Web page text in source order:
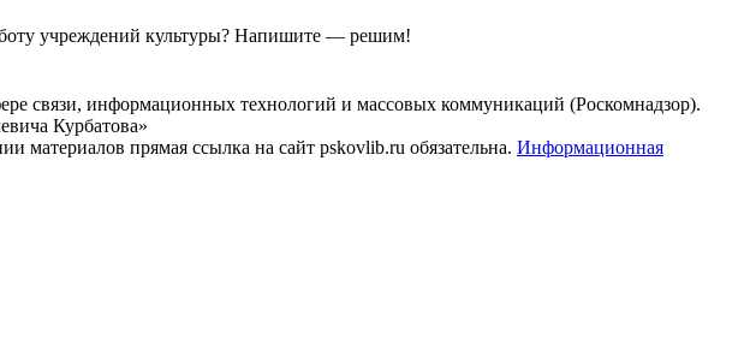
учреждений культуры? Напишите — решим!
связи, информационных технологий и массовых коммуникаций (Роскомнадзор).
Курбатова»
материалов прямая ссылка на сайт pskovlib.ru обязательна. Информационная